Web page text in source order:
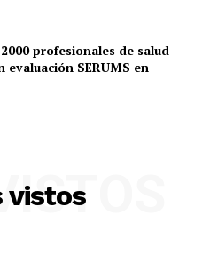
profesionales de salud
evaluación SERUMS en
vistos